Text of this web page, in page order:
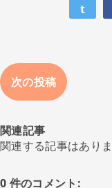
t
次の投稿
関連記事
関連する記事はありま
0 件のコメント: